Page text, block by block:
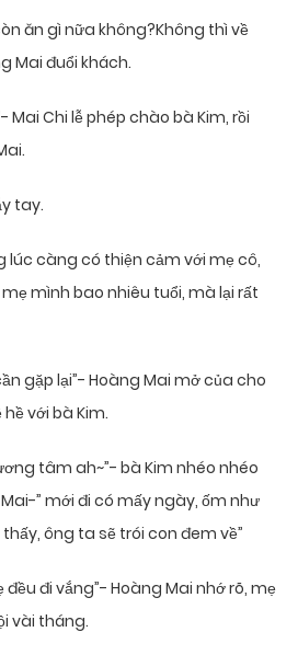
ăn gì nữa không?Không thì về
Mai đuổi khách.
Mai Chi lễ phép chào bà Kim, rồi
tay.
lúc càng có thiện cảm với mẹ cô,
mình bao nhiêu tuổi, mà lại rất
gặp lại”- Hoàng Mai mở của cho
với bà Kim.
tâm ah~”- bà Kim nhéo nhéo
” mới đi có mấy ngày, ốm như
ông ta sẽ trói con đem về”
đều đi vắng”- Hoàng Mai nhớ rõ, mẹ
vài tháng.